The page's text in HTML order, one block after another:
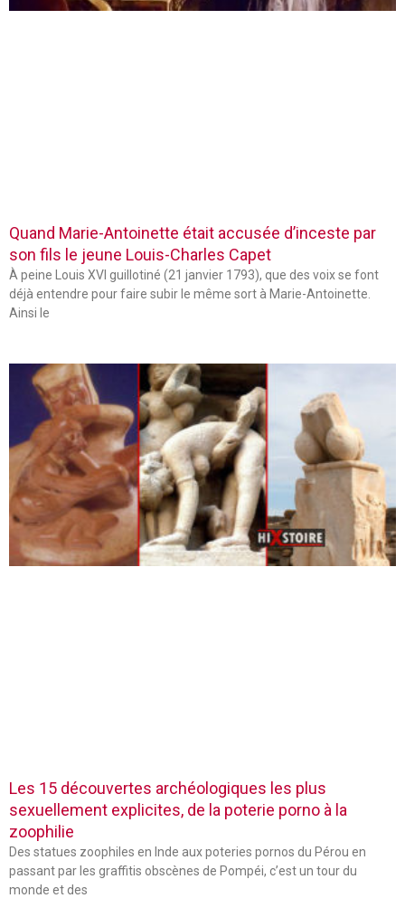
Quand Marie-Antoinette était accusée d’inceste par
son fils le jeune Louis-Charles Capet
À peine Louis XVI guillotiné (21 janvier 1793), que des voix se font
déjà entendre pour faire subir le même sort à Marie-Antoinette.
Ainsi le
Les 15 découvertes archéologiques les plus
sexuellement explicites, de la poterie porno à la
zoophilie
Des statues zoophiles en Inde aux poteries pornos du Pérou en
passant par les graffitis obscènes de Pompéi, c’est un tour du
monde et des